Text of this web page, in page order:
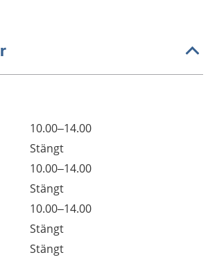
10.00–14.00
Stängt
10.00–14.00
Stängt
10.00–14.00
Stängt
Stängt